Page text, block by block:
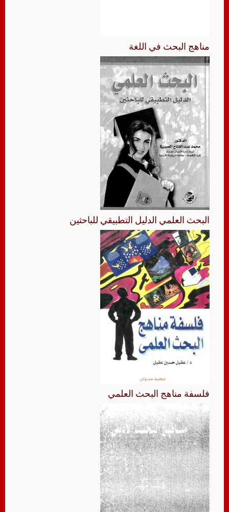
مناهج البحث في اللغة
البحث العلمي الدليل التطبيقي للباحثين
فلسفة مناهج البحث العلمي